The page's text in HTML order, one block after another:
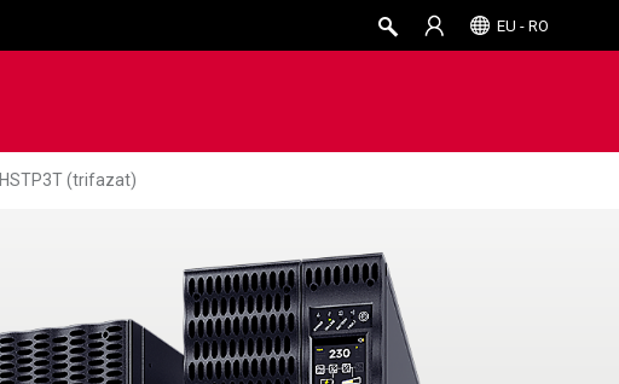
EU - RO
HSTP3T (trifazat)